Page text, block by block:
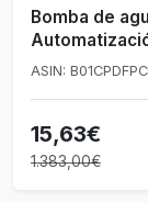
Bomba de
ASIN:
15,63€
1.383,00€